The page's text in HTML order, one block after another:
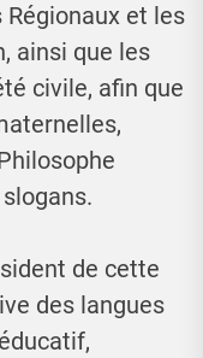
et les
ainsi que les
civile, afin que
de cette
des langues